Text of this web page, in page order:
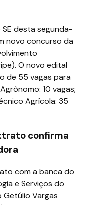
SE desta segunda-
novo concurso da
O novo edital
de 55 vagas para
10 vagas;
Agrícola: 35
confirma
com a banca do
e Serviços do
Getúlio Vargas